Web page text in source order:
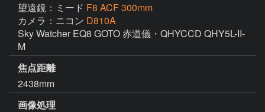
望遠鏡：ミード F8 ACF 300mm
カメラ：ニコン D810A
Sky Watcher EQ8 GOTO 赤道儀・QHYCCD QHY5L-II-
M
焦点距離
2438mm
画像処理